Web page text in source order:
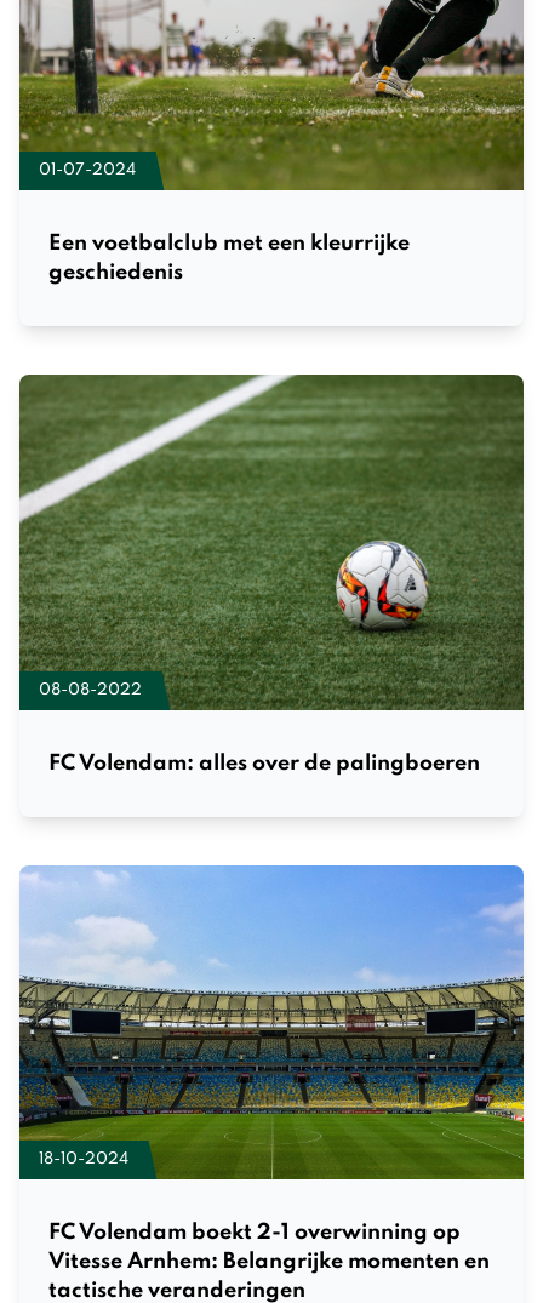
01-07-2024
Een voetbalclub met een kleurrijke
geschiedenis
08-08-2022
FC Volendam: alles over de palingboeren
18-10-2024
FC Volendam boekt 2-1 overwinning op
Vitesse Arnhem: Belangrijke momenten en
tactische veranderingen